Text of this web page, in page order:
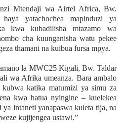
Mtendaji wa Airtel Africa, Bw.
yatachochea mapinduzi ya
kwa kubadilisha mtazamo wa
cha kuunganisha watu pekee
thamani na kuibua fursa mpya.
la MWC25 Kigali, Bw. Taldar
wa Afrika umeanza. Bara ambalo
katika matumizi ya simu za
kwa hatua nyingine – kuelekea
intaneti yanapaswa kuleta tija, na
kujijengea ustawi.”